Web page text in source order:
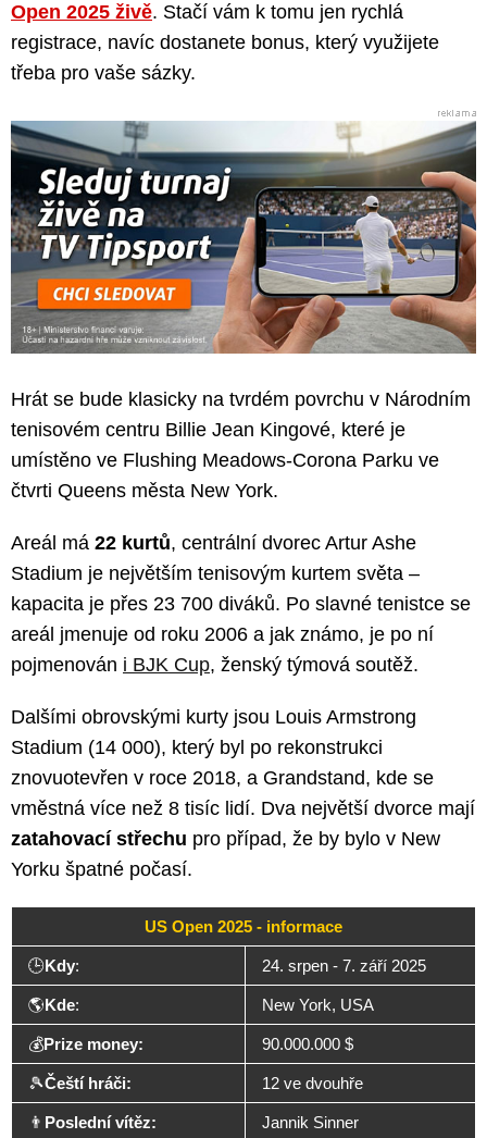
Open 2025 živě. Stačí vám k tomu jen rychlá
registrace, navíc dostanete bonus, který využijete
třeba pro vaše sázky.
Hrát se bude klasicky na tvrdém povrchu v Národním
tenisovém centru Billie Jean Kingové, které je
umístěno ve Flushing Meadows-Corona Parku ve
čtvrti Queens města New York.
Areál má 22 kurtů, centrální dvorec Artur Ashe
Stadium je největším tenisovým kurtem světa –
kapacita je přes 23 700 diváků. Po slavné tenistce se
areál jmenuje od roku 2006 a jak známo, je po ní
pojmenován i BJK Cup, ženský týmová soutěž.
Dalšími obrovskými kurty jsou Louis Armstrong
Stadium (14 000), který byl po rekonstrukci
znovuotevřen v roce 2018, a Grandstand, kde se
vměstná více než 8 tisíc lidí. Dva největší dvorce mají
zatahovací střechu pro případ, že by bylo v New
Yorku špatné počasí.
US Open 2025 - informace
🕒Kdy: 24. srpen - 7. září 2025
🌎Kde: New York, USA
💰Prize money: 90.000.000 $
🎾Čeští hráči: 12 ve dvouhře
👨 Poslední vítěz: Jannik Sinner